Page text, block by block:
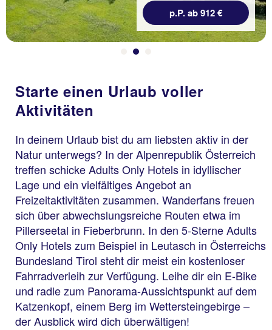
p.P. ab 912 €
Starte einen Urlaub voller
Aktivitäten
In deinem Urlaub bist du am liebsten aktiv in der
Natur unterwegs? In der Alpenrepublik Österreich
treffen schicke Adults Only Hotels in idyllischer
Lage und ein vielfältiges Angebot an
Freizeitaktivitäten zusammen. Wanderfans freuen
sich über abwechslungsreiche Routen etwa im
Pillerseetal in Fieberbrunn. In den 5-Sterne Adults
Only Hotels zum Beispiel in Leutasch in Österreichs
Bundesland Tirol steht dir meist ein kostenloser
Fahrradverleih zur Verfügung. Leihe dir ein E-Bike
und radle zum Panorama-Aussichtspunkt auf dem
Katzenkopf, einem Berg im Wettersteingebirge –
der Ausblick wird dich überwältigen!